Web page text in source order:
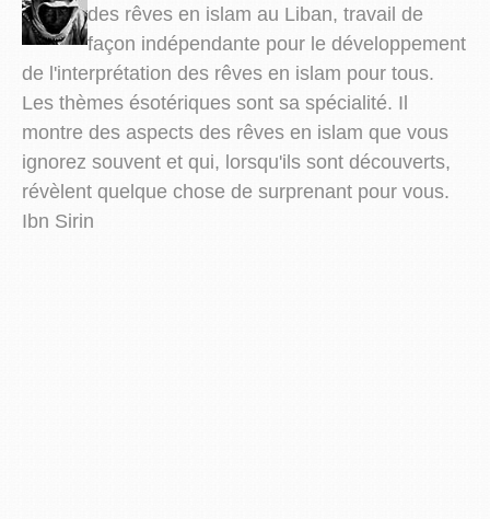
des rêves en islam au Liban, travail de
façon indépendante pour le développement
de l'interprétation des rêves en islam pour tous.
Les thèmes ésotériques sont sa spécialité. Il
montre des aspects des rêves en islam que vous
ignorez souvent et qui, lorsqu'ils sont découverts,
révèlent quelque chose de surprenant pour vous.
Ibn Sirin